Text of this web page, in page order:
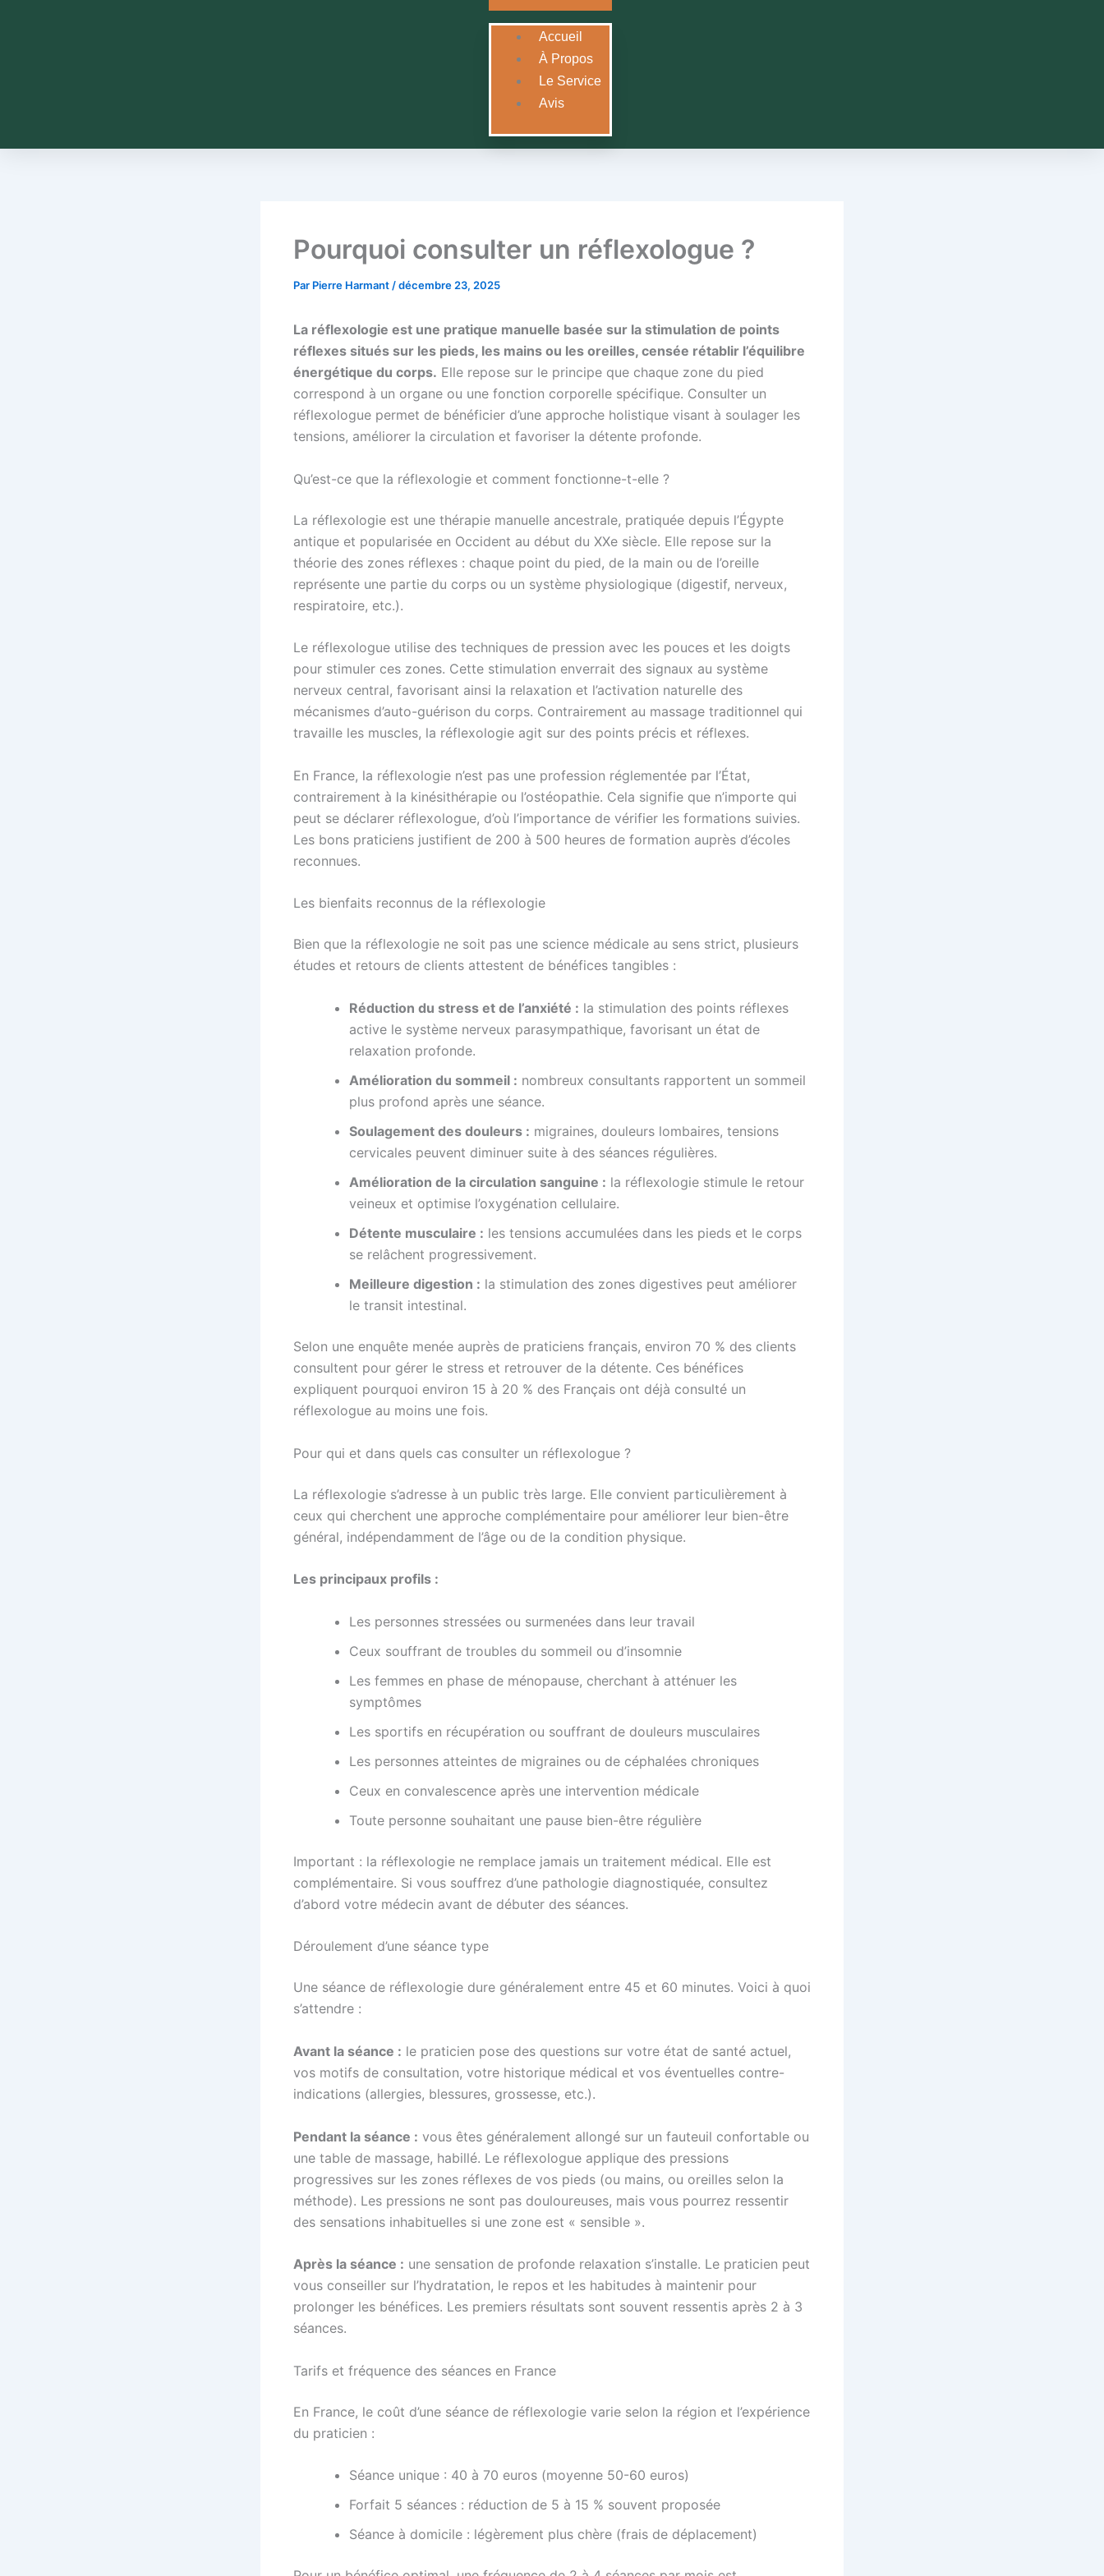
Accueil
À Propos
Le Service
Avis
Pourquoi consulter un réflexologue ?
Par Pierre Harmant /décembre 23, 2025
La réflexologie est une pratique manuelle basée sur la stimulation de points
réflexes situés sur les pieds, les mains ou les oreilles, censée rétablir l’équilibre
énergétique du corps. Elle repose sur le principe que chaque zone du pied
correspond à un organe ou une fonction corporelle spécifique. Consulter un
réflexologue permet de bénéficier d’une approche holistique visant à soulager les
tensions, améliorer la circulation et favoriser la détente profonde.
Qu’est-ce que la réflexologie et comment fonctionne-t-elle ?
La réflexologie est une thérapie manuelle ancestrale, pratiquée depuis l’Égypte
antique et popularisée en Occident au début du XXe siècle. Elle repose sur la
théorie des zones réflexes : chaque point du pied, de la main ou de l’oreille
représente une partie du corps ou un système physiologique (digestif, nerveux,
respiratoire, etc.).
Le réflexologue utilise des techniques de pression avec les pouces et les doigts
pour stimuler ces zones. Cette stimulation enverrait des signaux au système
nerveux central, favorisant ainsi la relaxation et l’activation naturelle des
mécanismes d’auto-guérison du corps. Contrairement au massage traditionnel qui
travaille les muscles, la réflexologie agit sur des points précis et réflexes.
En France, la réflexologie n’est pas une profession réglementée par l’État,
contrairement à la kinésithérapie ou l’ostéopathie. Cela signifie que n’importe qui
peut se déclarer réflexologue, d’où l’importance de vérifier les formations suivies.
Les bons praticiens justifient de 200 à 500 heures de formation auprès d’écoles
reconnues.
Les bienfaits reconnus de la réflexologie
Bien que la réflexologie ne soit pas une science médicale au sens strict, plusieurs
études et retours de clients attestent de bénéfices tangibles :
Réduction du stress et de l’anxiété : la stimulation des points réflexes
active le système nerveux parasympathique, favorisant un état de
relaxation profonde.
Amélioration du sommeil : nombreux consultants rapportent un sommeil
plus profond après une séance.
Soulagement des douleurs : migraines, douleurs lombaires, tensions
cervicales peuvent diminuer suite à des séances régulières.
Amélioration de la circulation sanguine : la réflexologie stimule le retour
veineux et optimise l’oxygénation cellulaire.
Détente musculaire : les tensions accumulées dans les pieds et le corps
se relâchent progressivement.
Meilleure digestion : la stimulation des zones digestives peut améliorer
le transit intestinal.
Selon une enquête menée auprès de praticiens français, environ 70 % des clients
consultent pour gérer le stress et retrouver de la détente. Ces bénéfices
expliquent pourquoi environ 15 à 20 % des Français ont déjà consulté un
réflexologue au moins une fois.
Pour qui et dans quels cas consulter un réflexologue ?
La réflexologie s’adresse à un public très large. Elle convient particulièrement à
ceux qui cherchent une approche complémentaire pour améliorer leur bien-être
général, indépendamment de l’âge ou de la condition physique.
Les principaux profils :
Les personnes stressées ou surmenées dans leur travail
Ceux souffrant de troubles du sommeil ou d’insomnie
Les femmes en phase de ménopause, cherchant à atténuer les
symptômes
Les sportifs en récupération ou souffrant de douleurs musculaires
Les personnes atteintes de migraines ou de céphalées chroniques
Ceux en convalescence après une intervention médicale
Toute personne souhaitant une pause bien-être régulière
Important : la réflexologie ne remplace jamais un traitement médical. Elle est
complémentaire. Si vous souffrez d’une pathologie diagnostiquée, consultez
d’abord votre médecin avant de débuter des séances.
Déroulement d’une séance type
Une séance de réflexologie dure généralement entre 45 et 60 minutes. Voici à quoi
s’attendre :
Avant la séance : le praticien pose des questions sur votre état de santé actuel,
vos motifs de consultation, votre historique médical et vos éventuelles contre-
indications (allergies, blessures, grossesse, etc.).
Pendant la séance : vous êtes généralement allongé sur un fauteuil confortable ou
une table de massage, habillé. Le réflexologue applique des pressions
progressives sur les zones réflexes de vos pieds (ou mains, ou oreilles selon la
méthode). Les pressions ne sont pas douloureuses, mais vous pourrez ressentir
des sensations inhabituelles si une zone est « sensible ».
Après la séance : une sensation de profonde relaxation s’installe. Le praticien peut
vous conseiller sur l’hydratation, le repos et les habitudes à maintenir pour
prolonger les bénéfices. Les premiers résultats sont souvent ressentis après 2 à 3
séances.
Tarifs et fréquence des séances en France
En France, le coût d’une séance de réflexologie varie selon la région et l’expérience
du praticien :
Séance unique : 40 à 70 euros (moyenne 50-60 euros)
Forfait 5 séances : réduction de 5 à 15 % souvent proposée
Séance à domicile : légèrement plus chère (frais de déplacement)